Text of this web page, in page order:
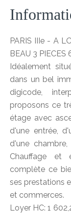
PARIS IIIe - A
BEAU 3 PIECES
Idéalement
dans un bel
digicode,
proposons ce
étage avec
d'une entrée,
d'une
Chauffage et
complète ce
ses prestations
et commerces.
Loyer HC: 1